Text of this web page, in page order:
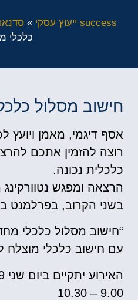
success ייעוץ עסקי »
כלכלי
חישוב מסלול
אסף דיגמי, מאמן
רוצה להזמין אתכם
כלכלית נכונה.
הרצאה ומפגש נטוורקינג
בשני הקרוב, בפרלמנט ב Success Center, .
“חישוב מסלול כלכלי
עם חישוב כלכלי מוצלח
9.00 – 10.30